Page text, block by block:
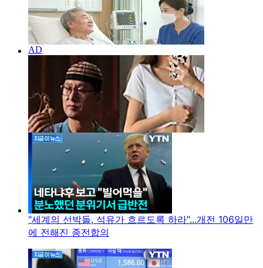
"세계의 선박들, 석유가 흐르도록 하라"...개전 106일만
에 전해진 종전합의